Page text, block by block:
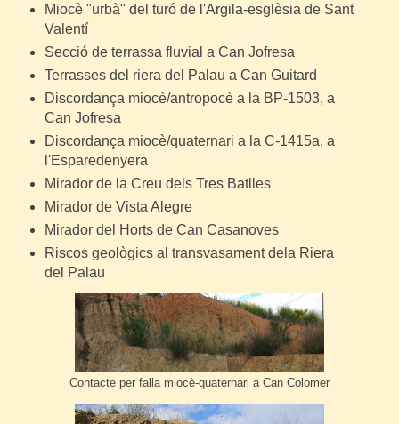
Miocè "urbà" del turó de l'Argila-esglèsia de Sant
Valentí
Secció de terrassa fluvial a Can Jofresa
Terrasses del riera del Palau a Can Guitard
Discordança miocè/antropocè a la BP-1503, a
Can Jofresa
Discordança miocè/quaternari a la C-1415a, a
l'Esparedenyera
Mirador de la Creu dels Tres Batlles
Mirador de Vista Alegre
Mirador del Horts de Can Casanoves
Riscos geològics al transvasament dela Riera
del Palau
Contacte per falla miocè-quaternari a Can Colomer